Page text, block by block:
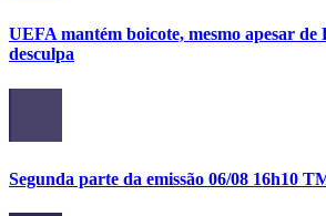
UEFA mantém boicote, mesmo apesar
desculpa
Segunda parte da emissão 06/08 16h10